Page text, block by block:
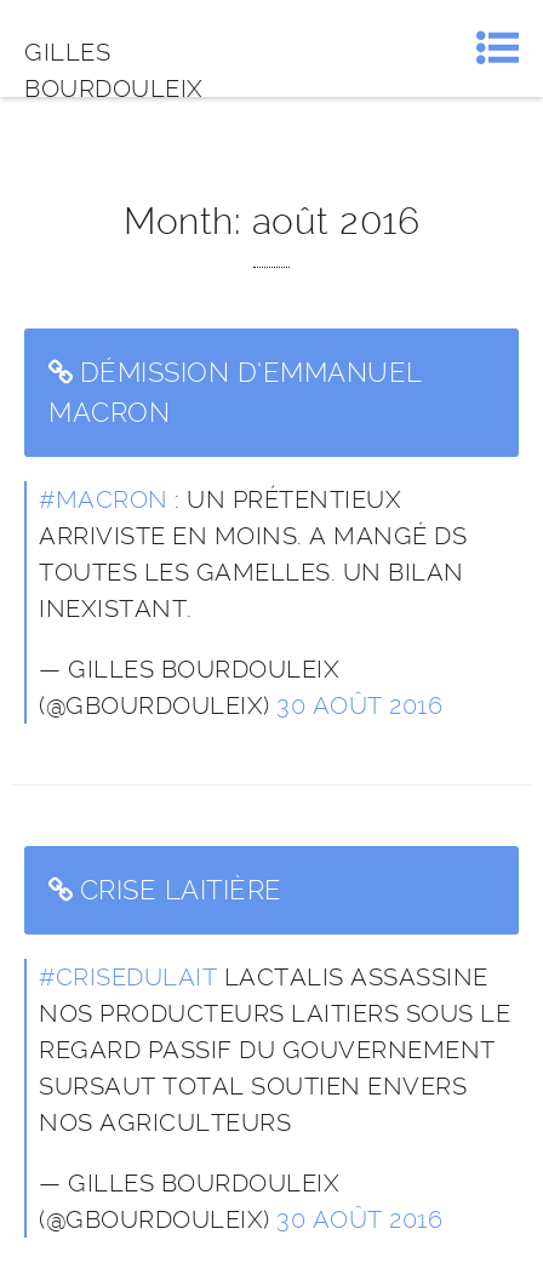
GILLES
BOURDOULEIX
Month: août 2016
DÉMISSION D’EMMANUEL
MACRON
#MACRON : UN PRÉTENTIEUX
ARRIVISTE EN MOINS. A MANGÉ DS
TOUTES LES GAMELLES. UN BILAN
INEXISTANT.
— GILLES BOURDOULEIX
(@GBOURDOULEIX) 30 AOÛT 2016
CRISE LAITIÈRE
#CRISEDULAIT LACTALIS ASSASSINE
NOS PRODUCTEURS LAITIERS SOUS LE
REGARD PASSIF DU GOUVERNEMENT
SURSAUT TOTAL SOUTIEN ENVERS
NOS AGRICULTEURS
— GILLES BOURDOULEIX
(@GBOURDOULEIX) 30 AOÛT 2016